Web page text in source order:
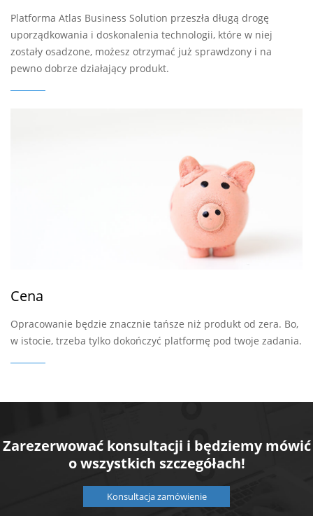
Platforma Atlas Business Solution przeszła długą drogę
uporządkowania i doskonalenia technologii, które w niej
zostały osadzone, możesz otrzymać już sprawdzony i na
pewno dobrze działający produkt.
Cena
Opracowanie będzie znacznie tańsze niż produkt od zera. Bo,
w istocie, trzeba tylko dokończyć platformę pod twoje zadania.
Zarezerwować konsultacji i będziemy mówić
o wszystkich szczegółach!
Konsultacja zamówienie